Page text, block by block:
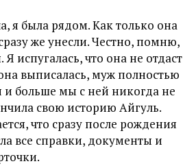
я была рядом. Как только она
же унесли. Честно, помню,
Я испугалась, что она не отдаст
выписалась, муж полностью
и больше мы с ней никогда не
свою историю Айгуль.
что сразу после рождения
все справки, документы и